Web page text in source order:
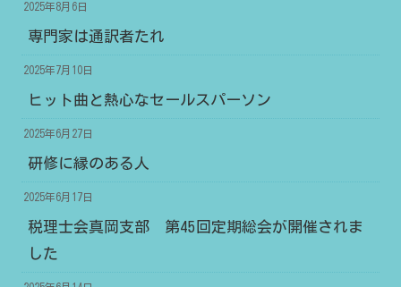
2025年8月6日
専門家は通訳者たれ
2025年7月10日
ヒット曲と熱心なセールスパーソン
2025年6月27日
研修に縁のある人
2025年6月17日
税理士会真岡支部 第45回定期総会が開催されま
した